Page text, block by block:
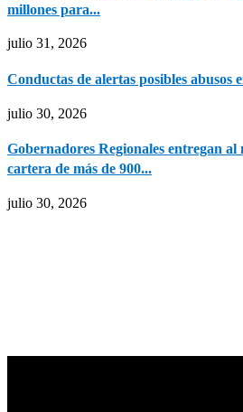
millones para...
julio 31, 2026
Conductas de alertas posibles abusos
julio 30, 2026
Gobernadores Regionales entregan
cartera de más de 900...
julio 30, 2026